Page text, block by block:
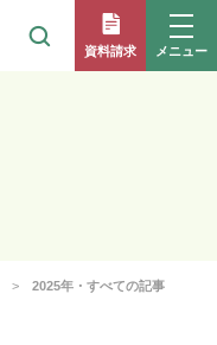
資料請求 メニュー
2025年・すべての記事